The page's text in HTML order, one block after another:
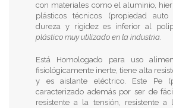
con materiales como el aluminio,
plásticos técnicos (propiedad
dureza y rigidez es inferior al
plástico muy utilizado en la industria.
Está Homologado para uso
fisiológicamente inerte, tiene alta
y es aislante eléctrico. Este Pe
caracterizado además por ser de
resistente a la tensión, resistente a